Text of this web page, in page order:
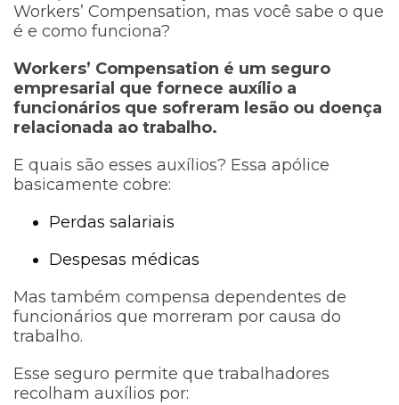
Workers’ Compensation, mas você sabe o que
é e como funciona?
Workers’ Compensation é um seguro
empresarial que fornece auxílio a
funcionários que sofreram lesão ou doença
relacionada ao trabalho.
E quais são esses auxílios? Essa apólice
basicamente cobre:
Perdas salariais
Despesas médicas
Mas também compensa dependentes de
funcionários que morreram por causa do
trabalho.
Esse seguro permite que trabalhadores
recolham auxílios por: